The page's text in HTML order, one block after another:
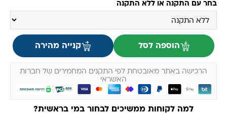
בחר עם התקנה או ללא התקנה
הוספה לסל קנייה מהירה
הרכישה באתר מאובטחת לפי התקנים המחמירים של חברות
האשראי
למה לקוחות ממשיכים לבחור במי בראשית?